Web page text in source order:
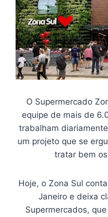
O Supermercado
equipe de mais de
trabalham
um projeto que se
tratar bem
Hoje, o Zona Sul
Janeiro e deixa
Supermercados,